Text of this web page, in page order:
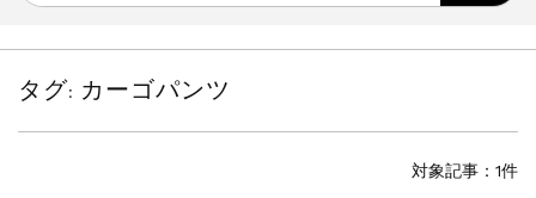
タグ: カーゴパンツ
対象記事：1件